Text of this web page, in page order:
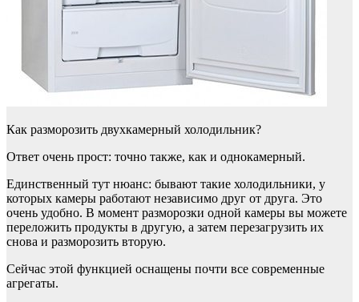
Как разморозить двухкамерный холодильник?
Ответ очень прост: точно также, как и однокамерный.
Единственный тут нюанс: бывают такие холодильники, у
которых камеры работают независимо друг от друга. Это
очень удобно. В момент разморозки одной камеры вы можете
переложить продукты в другую, а затем перезагрузить их
снова и разморозить вторую.
Сейчас этой функцией оснащены почти все современные
агрегаты.